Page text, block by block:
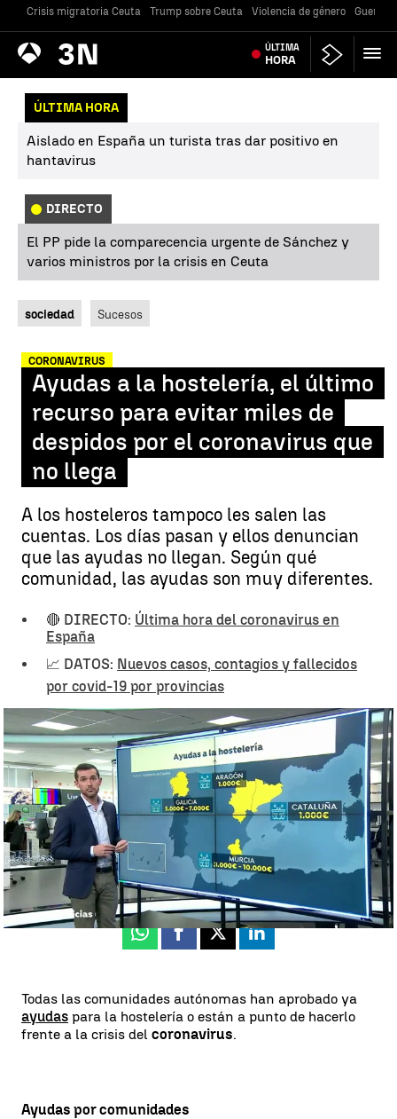
Crisis migratoria Ceuta Trump sobre Ceuta Violencia de género Guerra
Antena
3 Noticias ÚLTIMA
HORA
ÚLTIMA HORA
Aislado en España un turista tras dar positivo en
hantavirus
DIRECTO
El PP pide la comparecencia urgente de Sánchez y
varios ministros por la crisis en Ceuta
sociedad Sucesos
CORONAVIRUS
Ayudas a la hostelería, el último
recurso para evitar miles de
despidos por el coronavirus que
no llega
A los hosteleros tampoco les salen las
cuentas. Los días pasan y ellos denuncian
que las ayudas no llegan. Según qué
comunidad, las ayudas son muy diferentes.
🔴 DIRECTO: Última hora del coronavirus en
España
📈 DATOS: Nuevos casos, contagios y fallecidos
por covid-19 por provincias
Ayudas a la hostelería, el último recurso para evitar miles de
despidos por el coronavirus que no llega |
MAPA AYUDAS
Antena 3 Noticias
Actualizado:10 de noviembre de 2020, 17:48
Publicado:10 de noviembre de 2020, 16:08
Whatsapp
Facebook
X Linkedin
Todas las comunidades autónomas han aprobado ya
ayudas para la hostelería o están a punto de hacerlo
frente a la crisis del coronavirus.
Ayudas por comunidades